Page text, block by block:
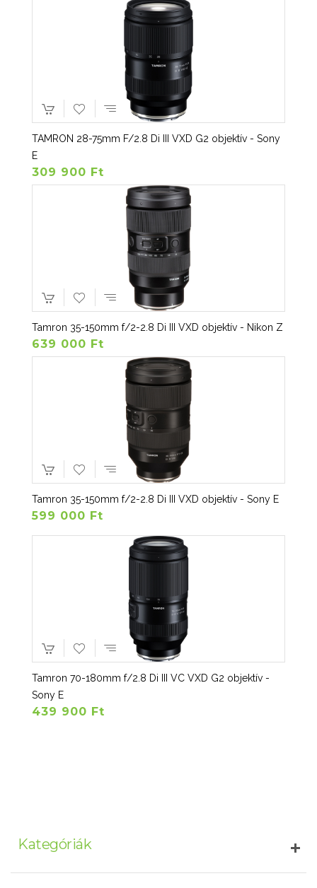
TAMRON 28-75mm F/2.8 Di III VXD G2 objektív - Sony
E
309 900 Ft
Tamron 35-150mm f/2-2.8 Di III VXD objektív - Nikon Z
639 000 Ft
Tamron 35-150mm f/2-2.8 Di III VXD objektív - Sony E
599 000 Ft
Tamron 70-180mm f/2.8 Di III VC VXD G2 objektív -
Sony E
439 900 Ft
Kategóriák